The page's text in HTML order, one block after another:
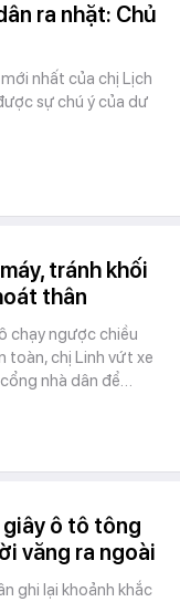
ra nhặt: Chủ
nhất của chị Lịch
sự chú ý của dư
tránh khối
thân
chạy ngược chiều
toàn, chị Linh vứt xe
nhà dân để…
giây ô tô tông
văng ra ngoài
ghi lại khoảnh khắc